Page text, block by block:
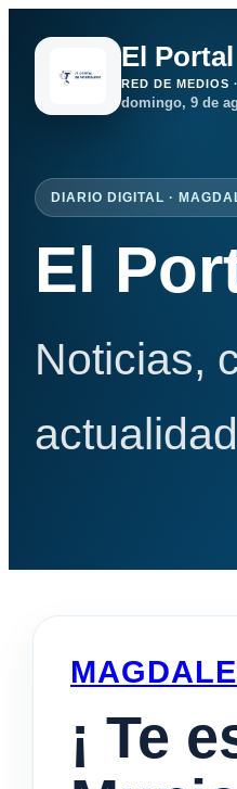
El
RED DE MEDIOS
domingo, 9 de
DIARIO DIGITAL ·
El
Noticias,
¡ Te